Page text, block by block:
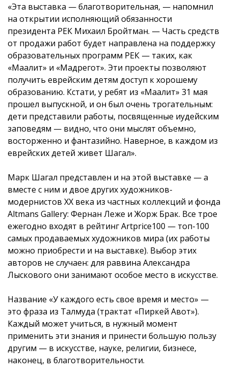
«Эта выставка — благотворительная, — напомнил
на открытии исполняющий обязанности
президента РЕК Михаил Бройтман. — Часть средств
от продажи работ будет направлена на поддержку
образовательных программ РЕК — таких, как
«Маалит» и «Мадрегот». Эти проекты позволяют
получить еврейским детям доступ к хорошему
образованию. Кстати, у ребят из «Маалит» 31 мая
прошел выпускной, и он был очень трогательным:
дети представили работы, посвященные иудейским
заповедям — видно, что они мыслят объемно,
восторженно и фантазийно. Наверное, в каждом из
еврейских детей живет Шагал».
Марк Шагал представлен и на этой выставке — а
вместе с ним и двое других художников-
модернистов ХХ века из частных коллекций и фонда
Altmans Gallery: Фернан Леже и Жорж Брак. Все трое
ежегодно входят в рейтинг Artprice100 — топ-100
самых продаваемых художников мира (их работы
можно приобрести и на выставке). Выбор этих
авторов не случаен: для раввина Александра
Лыскового они занимают особое место в искусстве.
Название «У каждого есть свое время и место» —
это фраза из Талмуда (трактат «Пиркей Авот»).
Каждый может учиться, в нужный момент
применить эти знания и принести большую пользу
другим — в искусстве, науке, религии, бизнесе,
наконец, в благотворительности.